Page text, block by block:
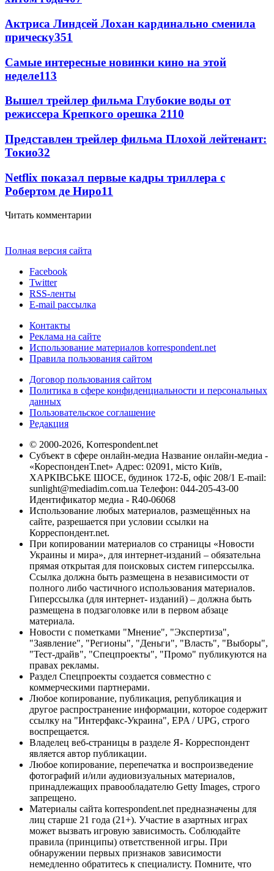
Актриса Линдсей Лохан кардинально сменила
прическу351
Самые интересные новинки кино на этой
неделе113
Вышел трейлер фильма Глубокие воды от
режиссера Крепкого орешка 2110
Представлен трейлер фильма Плохой лейтенант:
Токио32
Netflix показал первые кадры триллера с
Робертом де Ниро11
Читать комментарии
Полная версия сайта
Facebook
Twitter
RSS-ленты
E-mail рассылка
Контакты
Реклама на сайте
Использование материалов korrespondent.net
Правила пользования сайтом
Договор пользования сайтом
Политика в сфере конфиденциальности и персональных
данных
Пользовательское соглашение
Редакция
© 2000-2026, Korrespondent.net
Субъект в сфере онлайн-медиа Название онлайн-медиа -
«КореспонденТ.net» Адрес: 02091, місто Київ,
ХАРКІВСЬКЕ ШОСЕ, будинок 172-Б, офіс 208/1 E-mail:
sunlight@mediadim.com.ua Телефон: 044-205-43-00
Идентификатор медиа - R40-06068
Использование любых материалов, размещённых на
сайте, разрешается при условии ссылки на
Корреспондент.net.
При копировании материалов со страницы «Новости
Украины и мира», для интернет-изданий – обязательна
прямая открытая для поисковых систем гиперссылка.
Ссылка должна быть размещена в независимости от
полного либо частичного использования материалов.
Гиперссылка (для интернет- изданий) – должна быть
размещена в подзаголовке или в первом абзаце
материала.
Новости с пометками "Мнение", "Экспертиза",
"Заявление", "Регионы", "Деньги", "Власть", "Выборы",
"Тест-драйв", "Спецпроекты", "Промо" публикуются на
правах рекламы.
Раздел Спецпроекты создается совместно с
коммерческими партнерами.
Любое копирование, публикация, републикация и
другое распространение информации, которое содержит
ссылку на "Интерфакс-Украина", EPA / UPG, строго
воспрещается.
Владелец веб-страницы в разделе Я- Корреспондент
является автор публикации.
Любое копирование, перепечатка и воспроизведение
фотографий и/или аудиовизуальных материалов,
принадлежащих правообладателю Getty Images, строго
запрещено.
Материалы сайта korrespondent.net предназначены для
лиц старше 21 года (21+). Участие в азартных играх
может вызвать игровую зависимость. Соблюдайте
правила (принципы) ответственной игры. При
обнаружении первых признаков зависимости
немедленно обратитесь к специалисту. Помните, что